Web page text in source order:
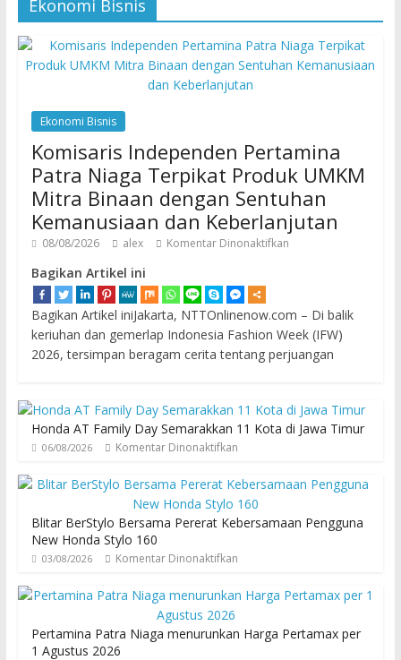
Ekonomi Bisnis
Ekonomi Bisnis
Komisaris Independen Pertamina
Patra Niaga Terpikat Produk UMKM
Mitra Binaan dengan Sentuhan
Kemanusiaan dan Keberlanjutan
08/08/2026 alex Komentar Dinonaktifkan
Bagikan Artikel ini
Bagikan Artikel iniJakarta, NTTOnlinenow.com – Di balik
keriuhan dan gemerlap Indonesia Fashion Week (IFW)
2026, tersimpan beragam cerita tentang perjuangan
Honda AT Family Day Semarakkan 11 Kota di Jawa Timur
06/08/2026 Komentar Dinonaktifkan
Blitar BerStylo Bersama Pererat Kebersamaan Pengguna
New Honda Stylo 160
03/08/2026 Komentar Dinonaktifkan
Pertamina Patra Niaga menurunkan Harga Pertamax per
1 Agustus 2026